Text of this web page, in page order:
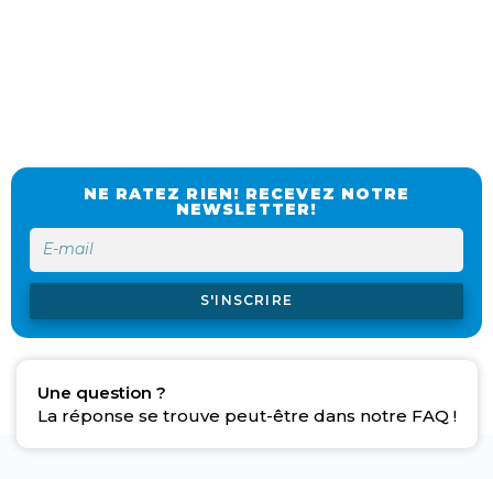
NE RATEZ RIEN! RECEVEZ NOTRE
NEWSLETTER!
S'INSCRIRE
Une question ?
La réponse se trouve peut-être dans notre FAQ !